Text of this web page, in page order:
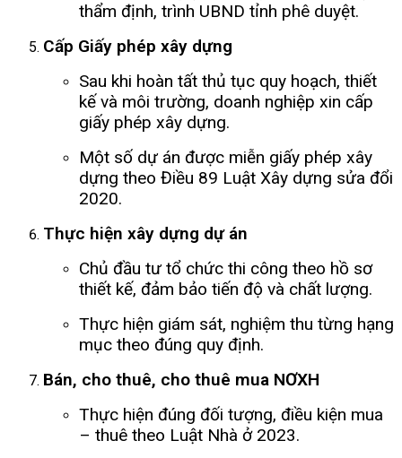
thẩm định, trình UBND tỉnh phê duyệt.
Cấp Giấy phép xây dựng
Sau khi hoàn tất thủ tục quy hoạch, thiết
kế và môi trường, doanh nghiệp xin cấp
giấy phép xây dựng.
Một số dự án được miễn giấy phép xây
dựng theo Điều 89 Luật Xây dựng sửa đổi
2020.
Thực hiện xây dựng dự án
Chủ đầu tư tổ chức thi công theo hồ sơ
thiết kế, đảm bảo tiến độ và chất lượng.
Thực hiện giám sát, nghiệm thu từng hạng
mục theo đúng quy định.
Bán, cho thuê, cho thuê mua NƠXH
Thực hiện đúng đối tượng, điều kiện mua
– thuê theo Luật Nhà ở 2023.